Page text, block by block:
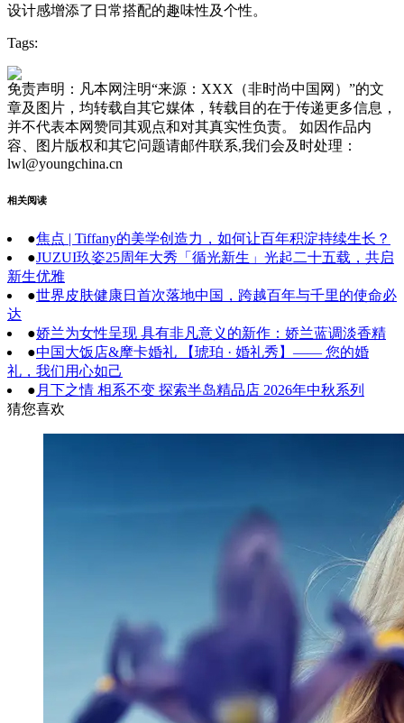
设计感增添了日常搭配的趣味性及个性。
Tags:
免责声明：凡本网注明“来源：XXX（非时尚中国网）”的文
章及图片，均转载自其它媒体，转载目的在于传递更多信息，
并不代表本网赞同其观点和对其真实性负责。 如因作品内
容、图片版权和其它问题请邮件联系,我们会及时处理：
lwl@youngchina.cn
相关阅读
●焦点 | Tiffany的美学创造力，如何让百年积淀持续生长？
●JUZUI玖姿25周年大秀「循光新生」光起二十五载，共启
新生优雅
●世界皮肤健康日首次落地中国，跨越百年与千里的使命必
达
●娇兰为女性呈现 具有非凡意义的新作：娇兰蓝调淡香精
●中国大饭店&摩卡婚礼 【琥珀 · 婚礼秀】—— 您的婚
礼，我们用心如己
● 月下之情 相系不变 探索半岛精品店 2026年中秋系列
猜您喜欢